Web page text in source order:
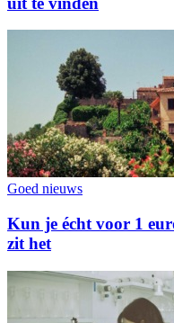
Goed nieuws
Kun je écht voor 1
zit het